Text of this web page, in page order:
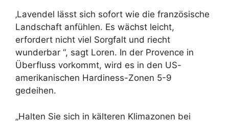
‚Lavendel lässt sich sofort wie die französische
Landschaft anfühlen. Es wächst leicht,
erfordert nicht viel Sorgfalt und riecht
wunderbar “, sagt Loren. In der Provence in
Überfluss vorkommt, wird es in den US-
amerikanischen Hardiness-Zonen 5-9
gedeihen.
„Halten Sie sich in kälteren Klimazonen bei